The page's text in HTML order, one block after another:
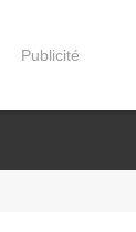
Publicité